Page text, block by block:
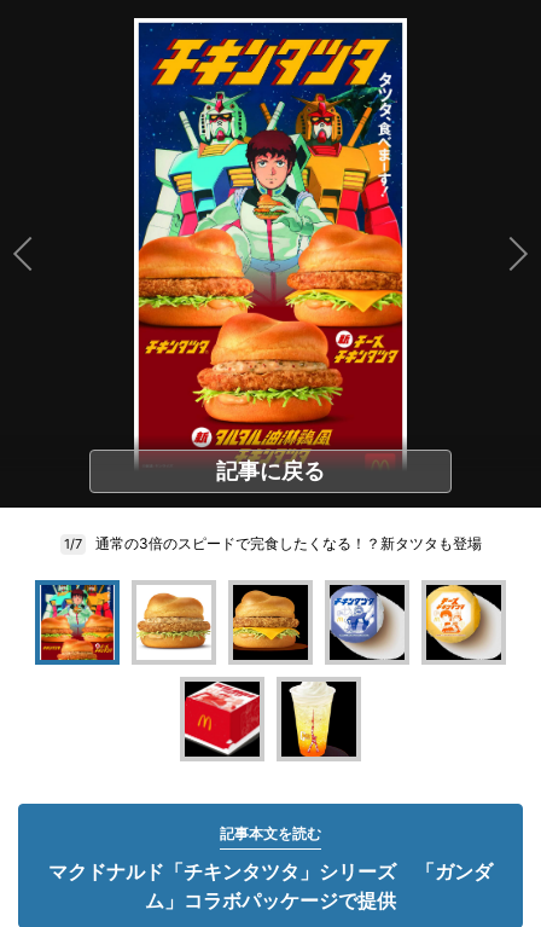
記事に戻る
1/7 通常の3倍のスピードで完食したくなる！？新タツタも登場
記事本文を読む
マクドナルド「チキンタツタ」シリーズ 「ガンダ
ム」コラボパッケージで提供